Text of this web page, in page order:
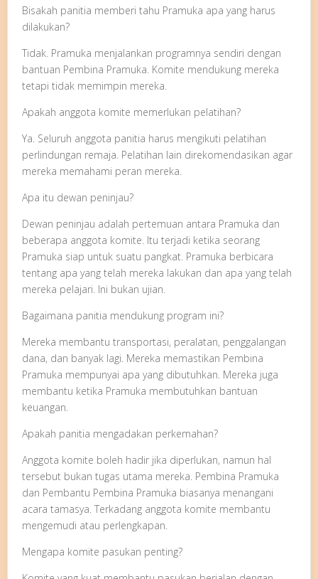
Bisakah panitia memberi tahu Pramuka apa yang harus
dilakukan?
Tidak. Pramuka menjalankan programnya sendiri dengan
bantuan Pembina Pramuka. Komite mendukung mereka
tetapi tidak memimpin mereka.
Apakah anggota komite memerlukan pelatihan?
Ya. Seluruh anggota panitia harus mengikuti pelatihan
perlindungan remaja. Pelatihan lain direkomendasikan agar
mereka memahami peran mereka.
Apa itu dewan peninjau?
Dewan peninjau adalah pertemuan antara Pramuka dan
beberapa anggota komite. Itu terjadi ketika seorang
Pramuka siap untuk suatu pangkat. Pramuka berbicara
tentang apa yang telah mereka lakukan dan apa yang telah
mereka pelajari. Ini bukan ujian.
Bagaimana panitia mendukung program ini?
Mereka membantu transportasi, peralatan, penggalangan
dana, dan banyak lagi. Mereka memastikan Pembina
Pramuka mempunyai apa yang dibutuhkan. Mereka juga
membantu ketika Pramuka membutuhkan bantuan
keuangan.
Apakah panitia mengadakan perkemahan?
Anggota komite boleh hadir jika diperlukan, namun hal
tersebut bukan tugas utama mereka. Pembina Pramuka
dan Pembantu Pembina Pramuka biasanya menangani
acara tamasya. Terkadang anggota komite membantu
mengemudi atau perlengkapan.
Mengapa komite pasukan penting?